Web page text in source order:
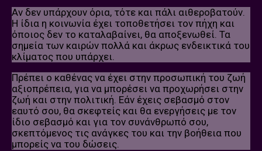
Αν δεν υπάρχουν όρια, τότε και πάλι αιθεροβατούν.
Η ίδια η κοινωνία έχει τοποθετήσει τον πήχη και
όποιος δεν το καταλαβαίνει, θα αποξενωθεί. Τα
σημεία των καιρών πολλά και άκρως ενδεικτικά του
κλίματος που υπάρχει.
Πρέπει ο καθένας να έχει στην προσωπική του ζωή
αξιοπρέπεια, για να μπορέσει να προχωρήσει στην
ζωή και στην πολιτική. Εάν έχεις σεβασμό στον
εαυτό σου, θα σκεφτείς και θα ενεργήσεις με τον
ίδιο σεβασμό και για τον συνάνθρωπό σου,
σκεπτόμενος τις ανάγκες του και την βοήθεια που
μπορείς να του δώσεις.